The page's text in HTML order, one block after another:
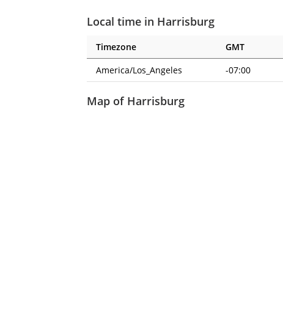
Local time in Harrisburg
Timezone GMT
America/Los_Angeles
-07:00
Map of Harrisburg